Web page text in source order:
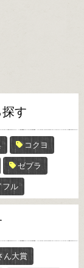
す
コクヨ
ゼブラ
フル
ん大賞